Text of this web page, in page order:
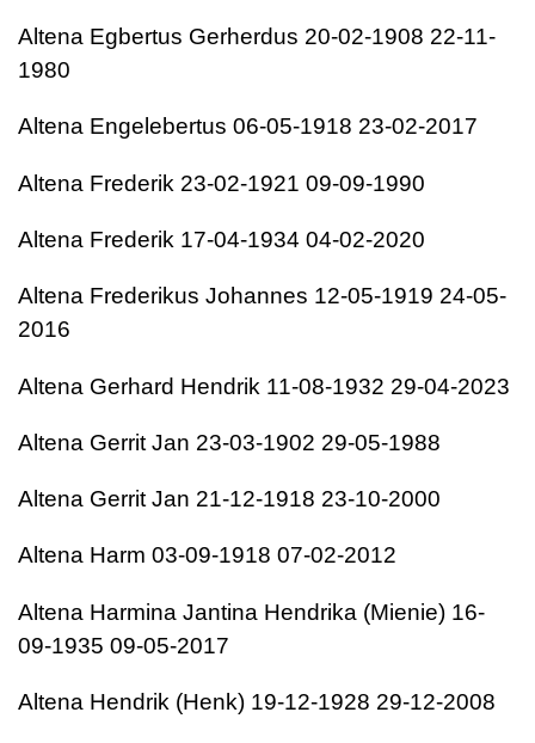
Altena Egbertus Gerherdus 20-02-1908 22-11-
1980
Altena Engelebertus 06-05-1918 23-02-2017
Altena Frederik 23-02-1921 09-09-1990
Altena Frederik 17-04-1934 04-02-2020
Altena Frederikus Johannes 12-05-1919 24-05-
2016
Altena Gerhard Hendrik 11-08-1932 29-04-2023
Altena Gerrit Jan 23-03-1902 29-05-1988
Altena Gerrit Jan 21-12-1918 23-10-2000
Altena Harm 03-09-1918 07-02-2012
Altena Harmina Jantina Hendrika (Mienie) 16-
09-1935 09-05-2017
Altena Hendrik (Henk) 19-12-1928 29-12-2008